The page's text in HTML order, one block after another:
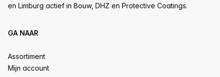
en Limburg actief in Bouw, DHZ en Protective Coatings.
GA NAAR
Assortiment
Mijn account